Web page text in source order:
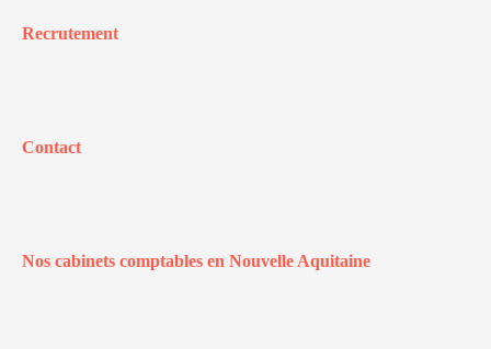
Recrutement
Contact
Nos cabinets comptables en Nouvelle Aquitaine